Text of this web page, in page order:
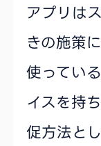
アプリは
きの施策
使ってい
イスを持
促方法と